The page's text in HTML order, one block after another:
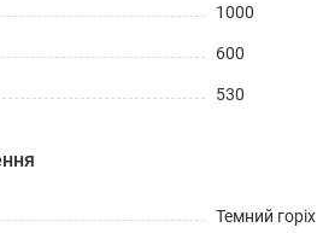
1000
600
530
Темний горіх